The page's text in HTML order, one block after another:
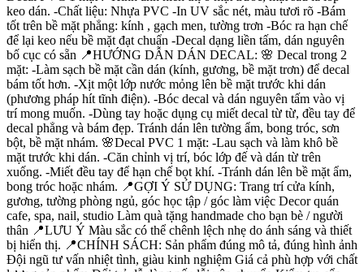
keo dán. -Chất liệu: Nhựa PVC -In UV sắc nét, màu tươi rõ -Bám
tốt trên bề mặt phẳng: kính , gạch men, tường trơn -Bóc ra hạn chế
để lại keo nếu bề mặt đạt chuẩn -Decal dạng liền tấm, dán nguyên
bố cục có sẵn 📍HƯỚNG DẪN DÁN DECAL: 🌸 Decal trong 2
mặt: -Làm sạch bề mặt cần dán (kính, gương, bề mặt trơn) để decal
bám tốt hơn. -Xịt một lớp nước mỏng lên bề mặt trước khi dán
(phương pháp hít tĩnh điện). -Bóc decal và dán nguyên tấm vào vị
trí mong muốn. -Dùng tay hoặc dụng cụ miết decal từ từ, đều tay để
decal phẳng và bám đẹp. Tránh dán lên tường ẩm, bong tróc, sơn
bột, bề mặt nhám. 🌸Decal PVC 1 mặt: -Lau sạch và làm khô bề
mặt trước khi dán. -Căn chỉnh vị trí, bóc lớp đế và dán từ trên
xuống. -Miết đều tay để hạn chế bọt khí. -Tránh dán lên bề mặt ẩm,
bong tróc hoặc nhám. 📍GỢI Ý SỬ DỤNG: Trang trí cửa kính,
gương, tường phòng ngủ, góc học tập / góc làm việc Decor quán
cafe, spa, nail, studio Làm quà tặng handmade cho bạn bè / người
thân 📍LƯU Ý Màu sắc có thể chênh lệch nhẹ do ánh sáng và thiết
bị hiển thị. 📍CHÍNH SÁCH: Sản phẩm đúng mô tả, đúng hình ảnh
Đội ngũ tư vấn nhiệt tình, giàu kinh nghiệm Giá cả phù hợp với chất